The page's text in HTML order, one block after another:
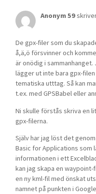
Anonym 59
De gpx-filer som du
å,ä,ö försvinner och
är onödig i
lägger ut inte bara gpx-
tematiska utttag. Så kan
t.ex. med GPSBabel eller
Ni skulle förstås skriva en
gpx-filerna.
Själv har jag löst det
Basic for Applications som
informationen i ett
kan jag skapa en
en ny kml-fil med önskat
namnet på punkten i